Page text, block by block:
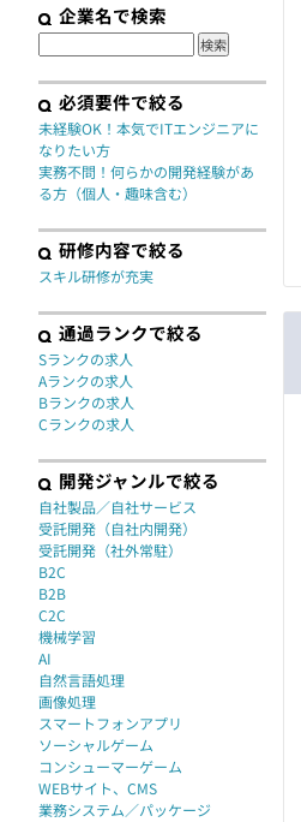
企業名で検索
必須要件で絞る
未経験OK！本気でITエンジニアに
なりたい方
実務不問！何らかの開発経験があ
る方（個人・趣味含む）
研修内容で絞る
スキル研修が充実
通過ランクで絞る
Sランクの求人
Aランクの求人
Bランクの求人
Cランクの求人
開発ジャンルで絞る
自社製品／自社サービス
受託開発（自社内開発）
受託開発（社外常駐）
B2C
B2B
C2C
機械学習
AI
自然言語処理
画像処理
スマートフォンアプリ
ソーシャルゲーム
コンシューマーゲーム
WEBサイト、CMS
業務システム／パッケージ